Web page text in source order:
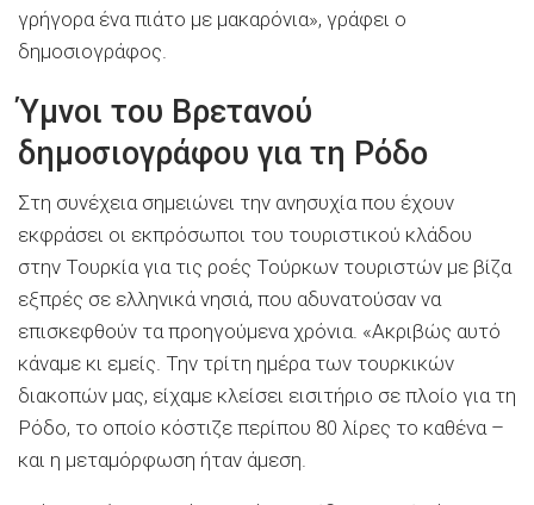
γρήγορα ένα πιάτο με μακαρόνια», γράφει ο
δημοσιογράφος.
Ύμνοι του Βρετανού
δημοσιογράφου για τη Ρόδο
Στη συνέχεια σημειώνει την ανησυχία που έχουν
εκφράσει οι εκπρόσωποι του τουριστικού κλάδου
στην Τουρκία για τις ροές Τούρκων τουριστών με βίζα
εξπρές σε ελληνικά νησιά, που αδυνατούσαν να
επισκεφθούν τα προηγούμενα χρόνια. «Ακριβώς αυτό
κάναμε κι εμείς. Την τρίτη ημέρα των τουρκικών
διακοπών μας, είχαμε κλείσει εισιτήριο σε πλοίο για τη
Ρόδο, το οποίο κόστιζε περίπου 80 λίρες το καθένα –
και η μεταμόρφωση ήταν άμεση.